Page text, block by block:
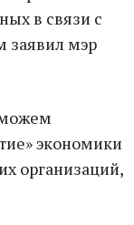
в связи с
заявил мэр
экономики
организаций,